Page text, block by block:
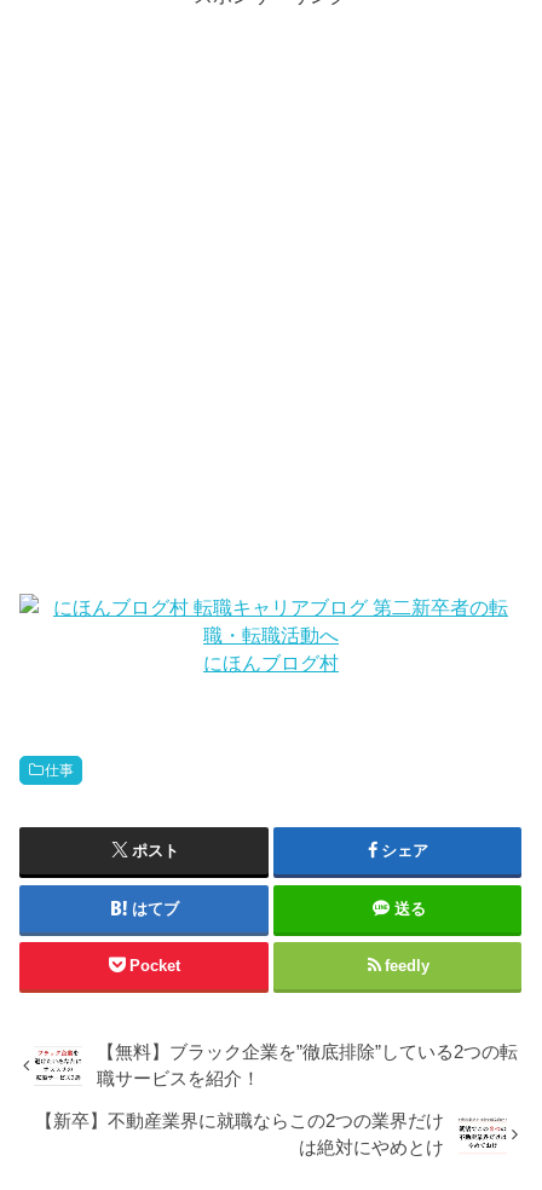
にほんブログ村
仕事
ポスト シェア
はてブ 送る
Pocket feedly
【無料】ブラック企業を”徹底排除”している2つの転
職サービスを紹介！
【新卒】不動産業界に就職ならこの2つの業界だけ
は絶対にやめとけ